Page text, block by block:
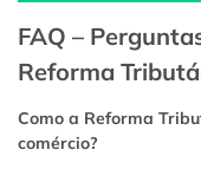
FAQ –
Reforma
Como a Reforma
comércio?